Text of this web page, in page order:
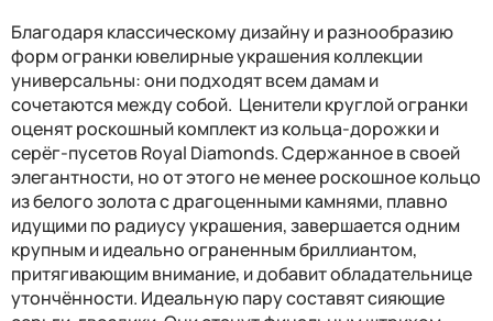
Благодаря классическому дизайну и разнообразию
форм огранки ювелирные украшения коллекции
универсальны: они подходят всем дамам и
сочетаются между собой. Ценители круглой огранки
оценят роскошный комплект из кольца-дорожки и
серёг-пусетов Royal Diamonds. Сдержанное в своей
элегантности, но от этого не менее роскошное кольцо
из белого золота с драгоценными камнями, плавно
идущими по радиусу украшения, завершается одним
крупным и идеально ограненным бриллиантом,
притягивающим внимание, и добавит обладательнице
утончённости. Идеальную пару составят сияющие